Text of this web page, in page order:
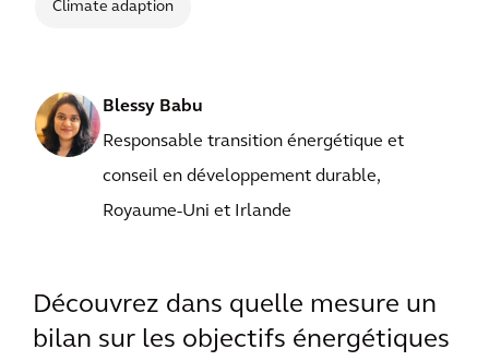
Climate adaption
Blessy Babu
Responsable transition énergétique et
conseil en développement durable,
Royaume-Uni et Irlande
Découvrez dans quelle mesure un
bilan sur les objectifs énergétiques